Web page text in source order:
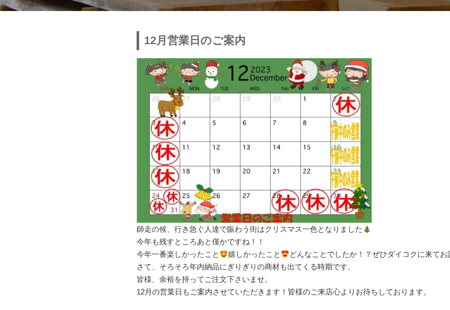
12月営業日のご案内
師走の候、行き急ぐ人達で賑わう街はクリスマス一色となりました
今年も残すところあと僅かですね！！
今年一番楽しかったこと
嬉しかったこと
どんなことでしたか！？ぜひダイコクに来てお
さて、そろそろ年内納品にぎりぎりの商材も出てくる時期です。
皆様、余裕を持ってご注文下さいませ。
12月の営業日もご案内させていただきます！皆様のご来店心よりお待ちしております。